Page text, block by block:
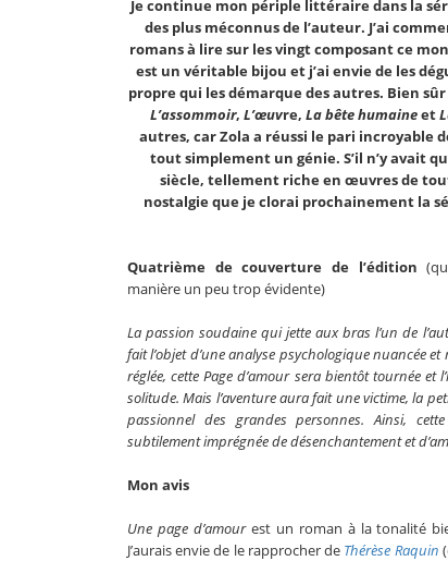
Je continue mon périple littéraire dans la
des plus méconnus de l’auteur. J’ai
romans à lire sur les vingt composant ce
est un véritable bijou et j’ai envie de les
propre qui les démarque des autres. Bien
L’assommoir, L’œuvre, La bête humaineet
autres, car Zola a réussi le pari incroyable
tout simplement un génie. S’il n’y avait
siècle, tellement riche en œuvres de
nostalgie que je clorai prochainement la
Quatrième de couverture de l’édition
manière un peu trop évidente)
La passion soudaine qui jette aux bras l’un de
fait l’objet d’une analyse psychologique nuancée
réglée, cette Page d’amour sera bientôt tournée
solitude. Mais l’aventure aura fait une victime, la
passionnel des grandes personnes. Ainsi,
subtilement imprégnée de désenchantement et
Mon avis
Une page d’amourest un roman à la tonalité
J’aurais envie de le rapprocher de Thérèse Raquin